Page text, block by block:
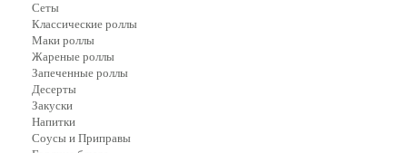
Сеты
Классические роллы
Маки роллы
Жареные роллы
Запеченные роллы
Десерты
Закуски
Напитки
Соусы и Приправы